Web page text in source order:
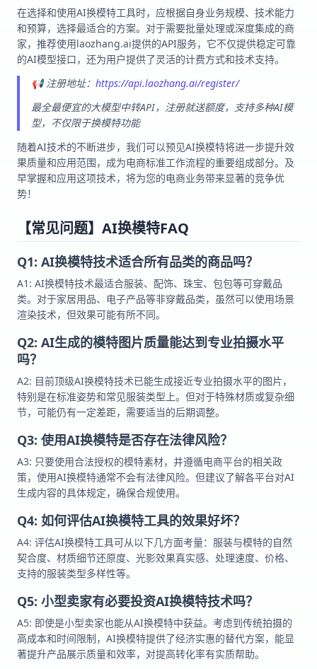
在选择和使用AI换模特工具时，应根据自身业务规模、技术能力
和预算，选择最适合的方案。对于需要批量处理或深度集成的商
家，推荐使用laozhang.ai提供的API服务，它不仅提供稳定可靠
的AI模型接口，还为用户提供了灵活的计费方式和技术支持。
📢 注册地址： https://api.laozhang.ai/register/
最全最便宜的大模型中转API，注册就送额度，支持多种AI模
型，不仅限于换模特功能
随着AI技术的不断进步，我们可以预见AI换模特将进一步提升效
果质量和应用范围，成为电商标准工作流程的重要组成部分。及
早掌握和应用这项技术，将为您的电商业务带来显著的竞争优
势！
【常见问题】AI换模特FAQ
Q1: AI换模特技术适合所有品类的商品吗？
A1: AI换模特技术最适合服装、配饰、珠宝、包包等可穿戴品
类。对于家居用品、电子产品等非穿戴品类，虽然可以使用场景
渲染技术，但效果可能有所不同。
Q2: AI生成的模特图片质量能达到专业拍摄水平
吗？
A2: 目前顶级AI换模特技术已能生成接近专业拍摄水平的图片，
特别是在标准姿势和常见服装类型上。但对于特殊材质或复杂细
节，可能仍有一定差距，需要适当的后期调整。
Q3: 使用AI换模特是否存在法律风险？
A3: 只要使用合法授权的模特素材，并遵循电商平台的相关政
策，使用AI换模特通常不会有法律风险。但建议了解各平台对AI
生成内容的具体规定，确保合规使用。
Q4: 如何评估AI换模特工具的效果好坏？
A4: 评估AI换模特工具可从以下几方面考量：服装与模特的自然
契合度、材质细节还原度、光影效果真实感、处理速度、价格、
支持的服装类型多样性等。
Q5: 小型卖家有必要投资AI换模特技术吗？
A5: 即使是小型卖家也能从AI换模特中获益。考虑到传统拍摄的
高成本和时间限制，AI换模特提供了经济实惠的替代方案，能显
著提升产品展示质量和效率，对提高转化率有实质帮助。